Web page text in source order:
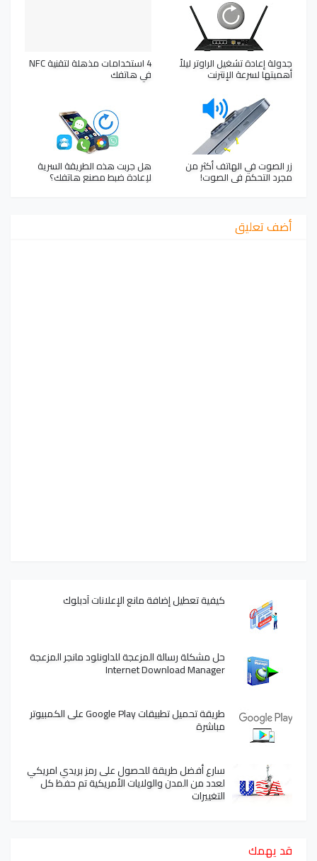
جدولة إعادة تشغيل الراوتر ليلاً
أهميتها لسرعة الإنترنت
4 استخدامات مذهلة لتقنية NFC
في هاتفك
زر الصوت في الهاتف أكثر من
مجرد التحكم في الصوت!
هل جربت هذه الطريقة السرية
لإعادة ضبط مصنع هاتفك؟
أضف تعليق
كيفية تعطيل إضافة مانع الإعلانات آدبلوك
حل مشكلة رسالة المزعجة للداونلود مانجر المزعجة
Internet Download Manager
طريقة تحميل تطبيقات Google Play على الكمبيوتر
مباشرة
سارع أفضل طريقة للحصول على رمز بريدي امريكي
لعدد من المدن والولايات الأمريكية تم حفظ كل
التغييرات
قد يهمك